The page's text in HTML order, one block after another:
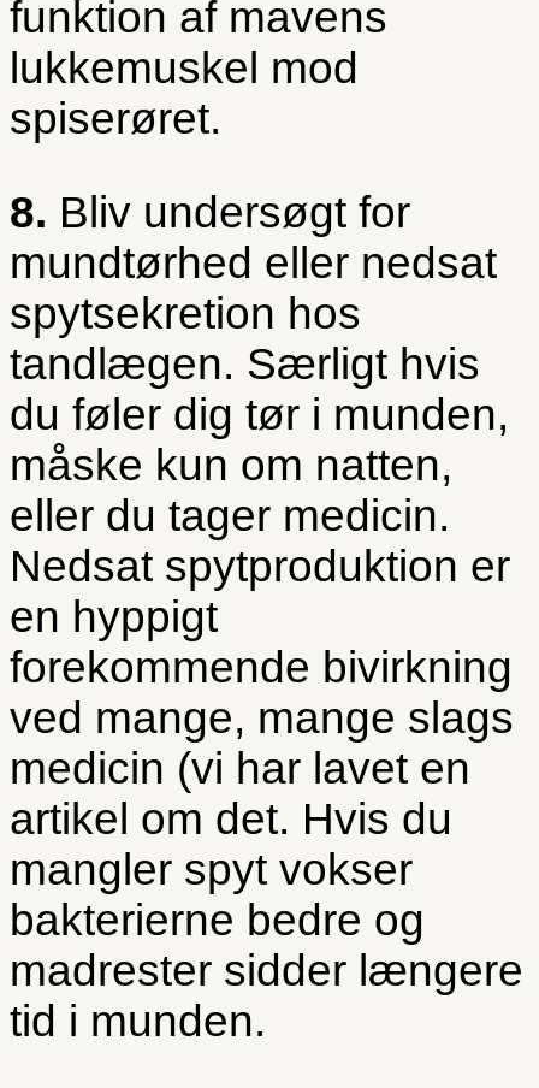
funktion af mavens
lukkemuskel mod
spiserøret.
8. Bliv undersøgt for
mundtørhed eller nedsat
spytsekretion hos
tandlægen. Særligt hvis
du føler dig tør i munden,
måske kun om natten,
eller du tager medicin.
Nedsat spytproduktion er
en hyppigt
forekommende bivirkning
ved mange, mange slags
medicin (vi har lavet en
artikel om det. Hvis du
mangler spyt vokser
bakterierne bedre og
madrester sidder længere
tid i munden.